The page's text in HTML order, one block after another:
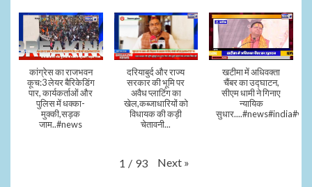
कांग्रेस का राजभवन
कूच:3 लेयर बैरिकेडिंग
पार, कार्यकर्ताओं और
पुलिस में धक्का-
मुक्की,सड़क
जाम..#news
दरियाबुर्द और राज्य
सरकार की भूमि पर
अवैध प्लाटिंग का
खेल,कब्जाधारियों को
विधायक की कड़ी
चेतावनी...
खटीमा में अधिवक्ता
चैंबर का उद्घाटन,
सीएम धामी ने गिनाए
न्यायिक
1 / 93 Next »